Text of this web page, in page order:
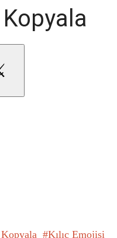
Kılıç Emojisi